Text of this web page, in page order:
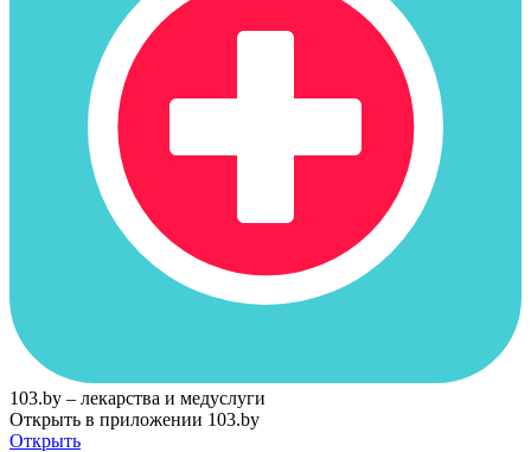
103.by – лекарства и медуслуги
Открыть в приложении 103.by
Открыть